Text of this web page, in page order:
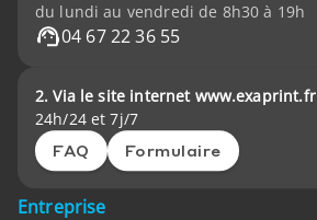
du lundi au vendredi de 8h30 à 19h
04 67 22 36 55
2. Via le site internet www.exaprint.fr
24h/24 et 7j/7
FAQ Formulaire
Entreprise